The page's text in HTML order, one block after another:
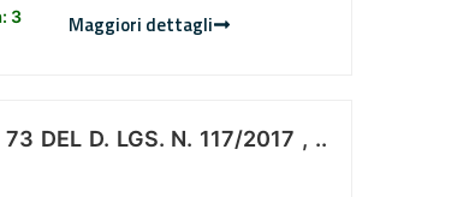
3 Maggiori dettagli
DEL D. LGS. N. 117/2017 , ..